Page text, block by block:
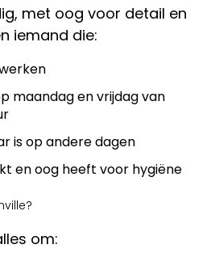
met oog voor detail en
iemand die:
maandag en vrijdag van
is op andere dagen
en oog heeft voor hygiëne
om: